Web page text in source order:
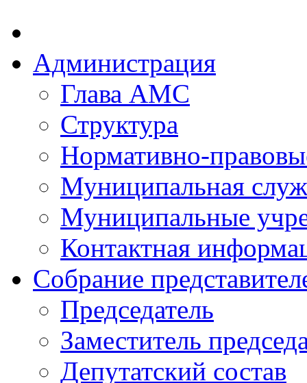
Администрация
Глава АМС
Структура
Нормативно-
Муниципальная
Муниципальные
Контактная
Собрание
Председатель
Заместитель
Депутатский состав